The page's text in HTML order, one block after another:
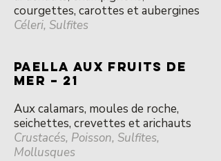
courgettes, carottes et aubergines
Céleri, Sulfites
PAELLA AUX FRUITS DE
MER – 21
Aux calamars, moules de roche,
seichettes, crevettes et arichauts
Crustacés, Poisson, Sulfites,
Mollusques